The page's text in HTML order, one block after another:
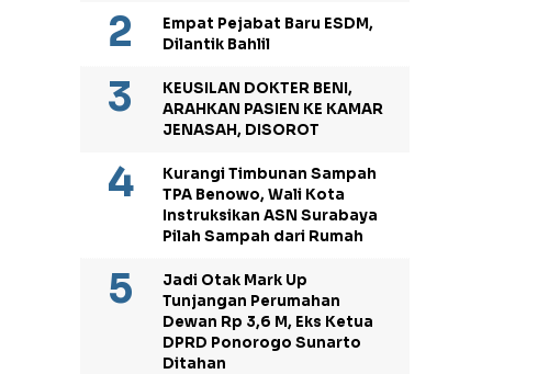
Empat Pejabat Baru ESDM,
Dilantik Bahlil
KEUSILAN DOKTER BENI,
ARAHKAN PASIEN KE KAMAR
JENASAH, DISOROT
Kurangi Timbunan Sampah
TPA Benowo, Wali Kota
Instruksikan ASN Surabaya
Pilah Sampah dari Rumah
Jadi Otak Mark Up
Tunjangan Perumahan
Dewan Rp 3,6 M, Eks Ketua
DPRD Ponorogo Sunarto
Ditahan